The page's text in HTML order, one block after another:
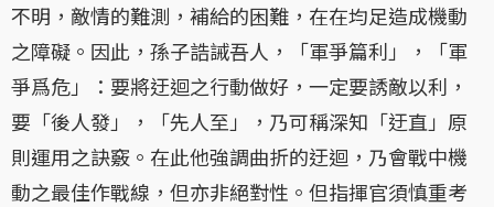
不明，敵情的難測，補給的困難，在在均足造成機動
之障礙。因此，孫子誥誡吾人，「軍爭篇利」，「軍
爭爲危」：要將迂迴之行動做好，一定要誘敵以利，
要「後人發」，「先人至」，乃可稱深知「迂直」原
則運用之訣竅。在此他強調曲折的迂迴，乃會戰中機
動之最佳作戰線，但亦非絕對性。但指揮官須慎重考